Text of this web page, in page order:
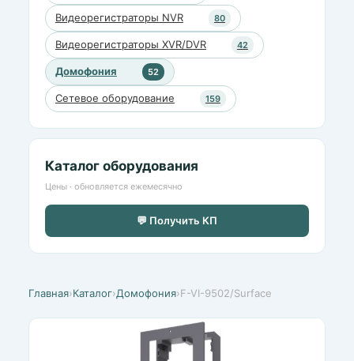
Видеорегистраторы NVR 80
Видеорегистраторы XVR/DVR 42
Домофония 52
Сетевое оборудование 159
Каталог оборудования
Цены · обновляется ежемесячно
💬 Получить КП
Главная›Каталог›Домофония›F-VI-9502/Surface